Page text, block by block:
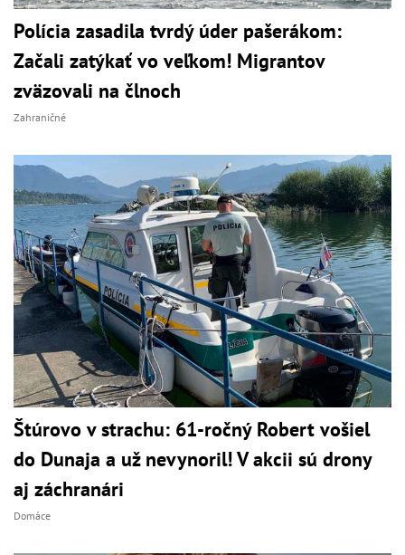
Polícia zasadila tvrdý úder pašerákom:
Začali zatýkať vo veľkom! Migrantov
zväzovali na člnoch
Zahraničné
Štúrovo v strachu: 61-ročný Robert vošiel
do Dunaja a už nevynoril! V akcii sú drony
aj záchranári
Domáce